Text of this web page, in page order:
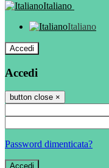
Italiano
Italiano
Accedi
Accedi
button close ×
Password dimenticata?